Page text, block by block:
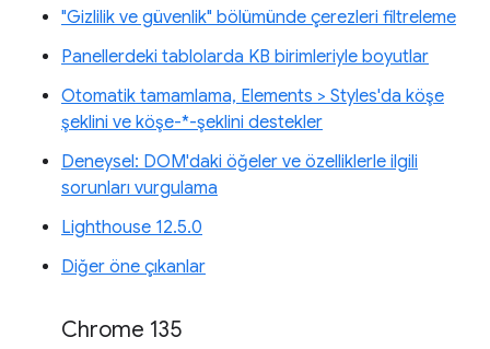
"Gizlilik ve güvenlik" bölümünde çerezleri filtreleme
Panellerdeki tablolarda KB birimleriyle boyutlar
Otomatik tamamlama, Elements > Styles'da köşe
şeklini ve köşe-*-şeklini destekler
Deneysel: DOM'daki öğeler ve özelliklerle ilgili
sorunları vurgulama
Lighthouse 12.5.0
Diğer öne çıkanlar
Chrome 135